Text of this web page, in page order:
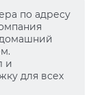
по адресу
и
для всех